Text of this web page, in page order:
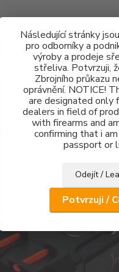
Následující stránky
pro odborníky a
výroby a prodeje
střeliva. Potvrzuji,
Zbrojního průkazu
oprávnění. NOTICE!
are designated only
dealers in field of
with firearms and
confirming that i
passport or
Odejít /
Potvrzuji /
Stavitelné hledí Ruger SR
hledí